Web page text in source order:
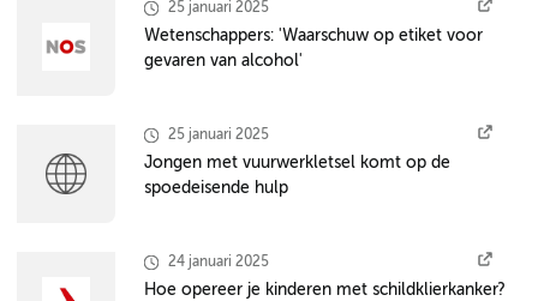
25 januari 2025
Wetenschappers: 'Waarschuw op etiket voor
gevaren van alcohol'
25 januari 2025
Jongen met vuurwerkletsel komt op de
spoedeisende hulp
24 januari 2025
Hoe opereer je kinderen met schildklierkanker?